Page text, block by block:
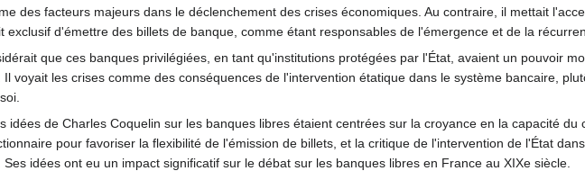
des facteurs majeurs dans le déclenchement des crises économiques. Au contraire, il mettait
exclusif d'émettre des billets de banque, comme étant responsables de l'émergence et de la
que ces banques privilégiées, en tant qu'institutions protégées par l'État, avaient un pouvoir
Il voyait les crises comme des conséquences de l'intervention étatique dans le système bancaire,
idées de Charles Coquelin sur les banques libres étaient centrées sur la croyance en la capacité
pour favoriser la flexibilité de l'émission de billets, et la critique de l'intervention de l'État
idées ont eu un impact significatif sur le débat sur les banques libres en France au XIXe siècle.